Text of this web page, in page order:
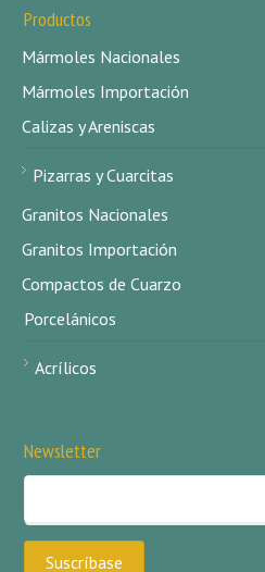
Productos
Mármoles Nacionales
Mármoles Importación
Calizas y Areniscas
Pizarras y Cuarcitas
Granitos Nacionales
Granitos Importación
Compactos de Cuarzo
Porcelánicos
Acrílicos
Newsletter